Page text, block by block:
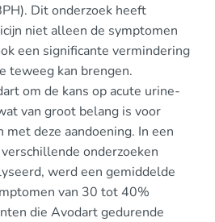
Dit onderzoek heeft
niet alleen de symptomen
een significante vermindering
teweeg kan brengen.
om de kans op acute urine-
van groot belang is voor
deze aandoening. In een
onderzoeken
werd een gemiddelde
van 30 tot 40%
die Avodart gedurende